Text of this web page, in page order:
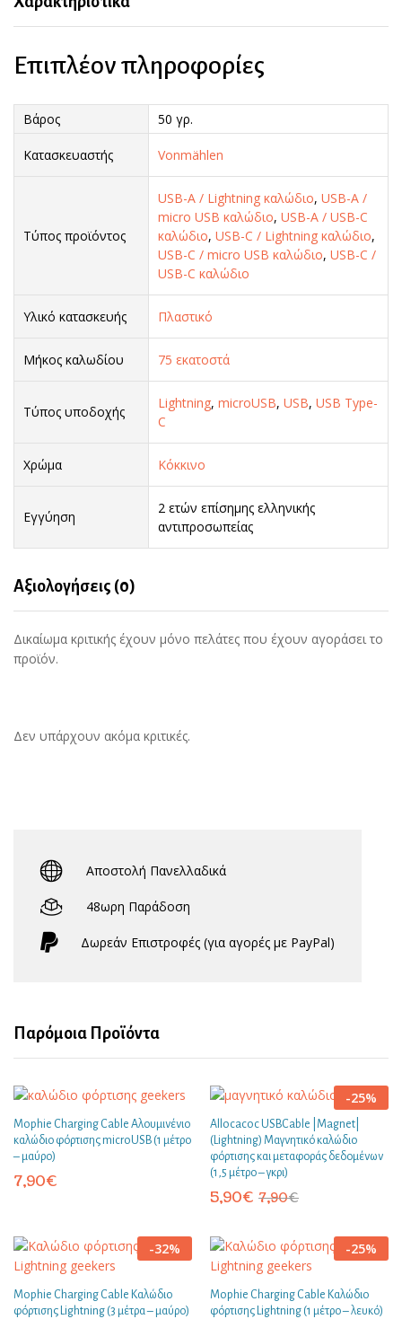
Επιπλέον πληροφορίες
Βάρος 50 γρ.
Κατασκευαστής Vonmählen
Τύπος προϊόντος
USB-A / Lightning καλώδιο, USB-A /
micro USB καλώδιο, USB-A / USB-C
καλώδιο, USB-C / Lightning καλώδιο,
USB-C / micro USB καλώδιο, USB-C /
USB-C καλώδιο
Υλικό κατασκευής Πλαστικό
Μήκος καλωδίου 75 εκατοστά
Τύπος υποδοχής
Lightning, microUSB, USB, USB Type-
C
Χρώμα Κόκκινο
Εγγύηση
2 ετών επίσημης ελληνικής
αντιπροσωπείας
Αξιολογήσεις (0)
Δικαίωμα κριτικής έχουν μόνο πελάτες που έχουν αγοράσει το
προϊόν.
Δεν υπάρχουν ακόμα κριτικές.
Αποστολή Πανελλαδικά
48ωρη Παράδοση
Δωρεάν Eπιστροφές (για αγορές με PayPal)
Παρόμοια Προϊόντα
Mophie Charging Cable Αλουμινένιο
καλώδιο φόρτισης microUSB (1 μέτρο
– μαύρο)
7,90€
-25%
Allocacoc USBCable |Magnet|
(Lightning) Μαγνητικό καλώδιο
φόρτισης και μεταφοράς δεδομένων
(1,5 μέτρο – γκρι)
5,90€ 7,90€
-32%
Mophie Charging Cable Καλώδιο
φόρτισης Lightning (3 μέτρα – μαύρο)
-25%
Mophie Charging Cable Καλώδιο
φόρτισης Lightning (1 μέτρο – λευκό)